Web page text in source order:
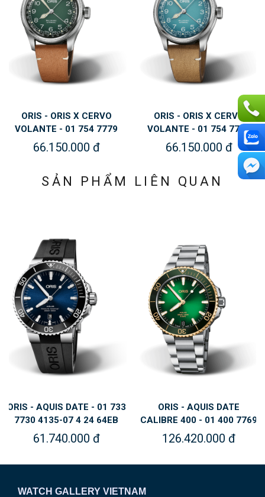
ORIS - ORIS X CERVO
VOLANTE - 01 754 7779
4067-SET
66.150.000 đ
ORIS - ORIS X CERVO
VOLANTE - 01 754 7779
4065-SET
66.150.000 đ
SẢN PHẨM LIÊN QUAN
ORIS - AQUIS DATE - 01 733
7730 4135-07 4 24 64EB
61.740.000 đ
ORIS - AQUIS DATE
CALIBRE 400 - 01 400 7769
6357-07 8 22 09PEB
126.420.000 đ
WATCH GALLERY VIETNAM